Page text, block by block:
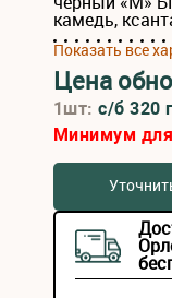
камедь,
Показать все
Цена
1шт:с/б 320
Минимум